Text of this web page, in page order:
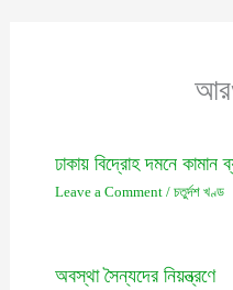
ঢাকায় বিদ্রোহ দমনে কামান
Leave a Comment / চতুর্দশ খণ্ড
অবস্থা সৈন্যদের নিয়ন্ত্রণে